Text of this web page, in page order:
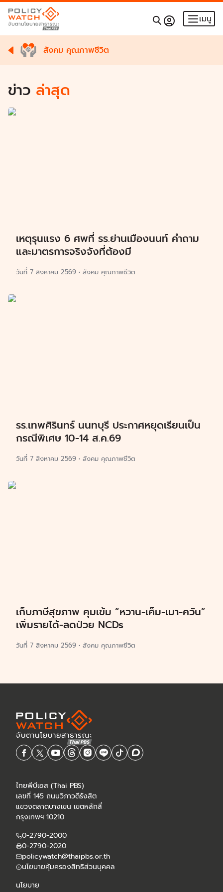
เมนู
สังคม คุณภาพชีวิต
ข่าว ล่าสุด
เหตุรุนแรง 6 ศพที่ รร.ย่านเมืองนนท์ คำถาม
และมาตรการจริงจังที่ต้องมี
วันที่ 7 สิงหาคม 2569 • สังคม คุณภาพชีวิต
รร.เทพศิรินทร์ นนทบุรี ประกาศหยุดเรียนเป็น
กรณีพิเศษ 10-14 ส.ค.69
วันที่ 7 สิงหาคม 2569 • สังคม คุณภาพชีวิต
เก็บภาษีสุขภาพ คุมเข้ม “หวาน-เค็ม-เมา-ควัน”
เพิ่มรายได้-ลดป่วย NCDs
วันที่ 7 สิงหาคม 2569 • สังคม คุณภาพชีวิต
ไทยพีบีเอส (Thai PBS)
เลขที่ 145 ถนนวิภาวดีรังสิต
แขวงตลาดบางเขน เขตหลักสี่
กรุงเทพฯ 10210
0-2790-2000
0-2790-2020
policywatch@thaipbs.or.th
นโยบายคุ้มครองสิทธิส่วนบุคคล
นโยบาย